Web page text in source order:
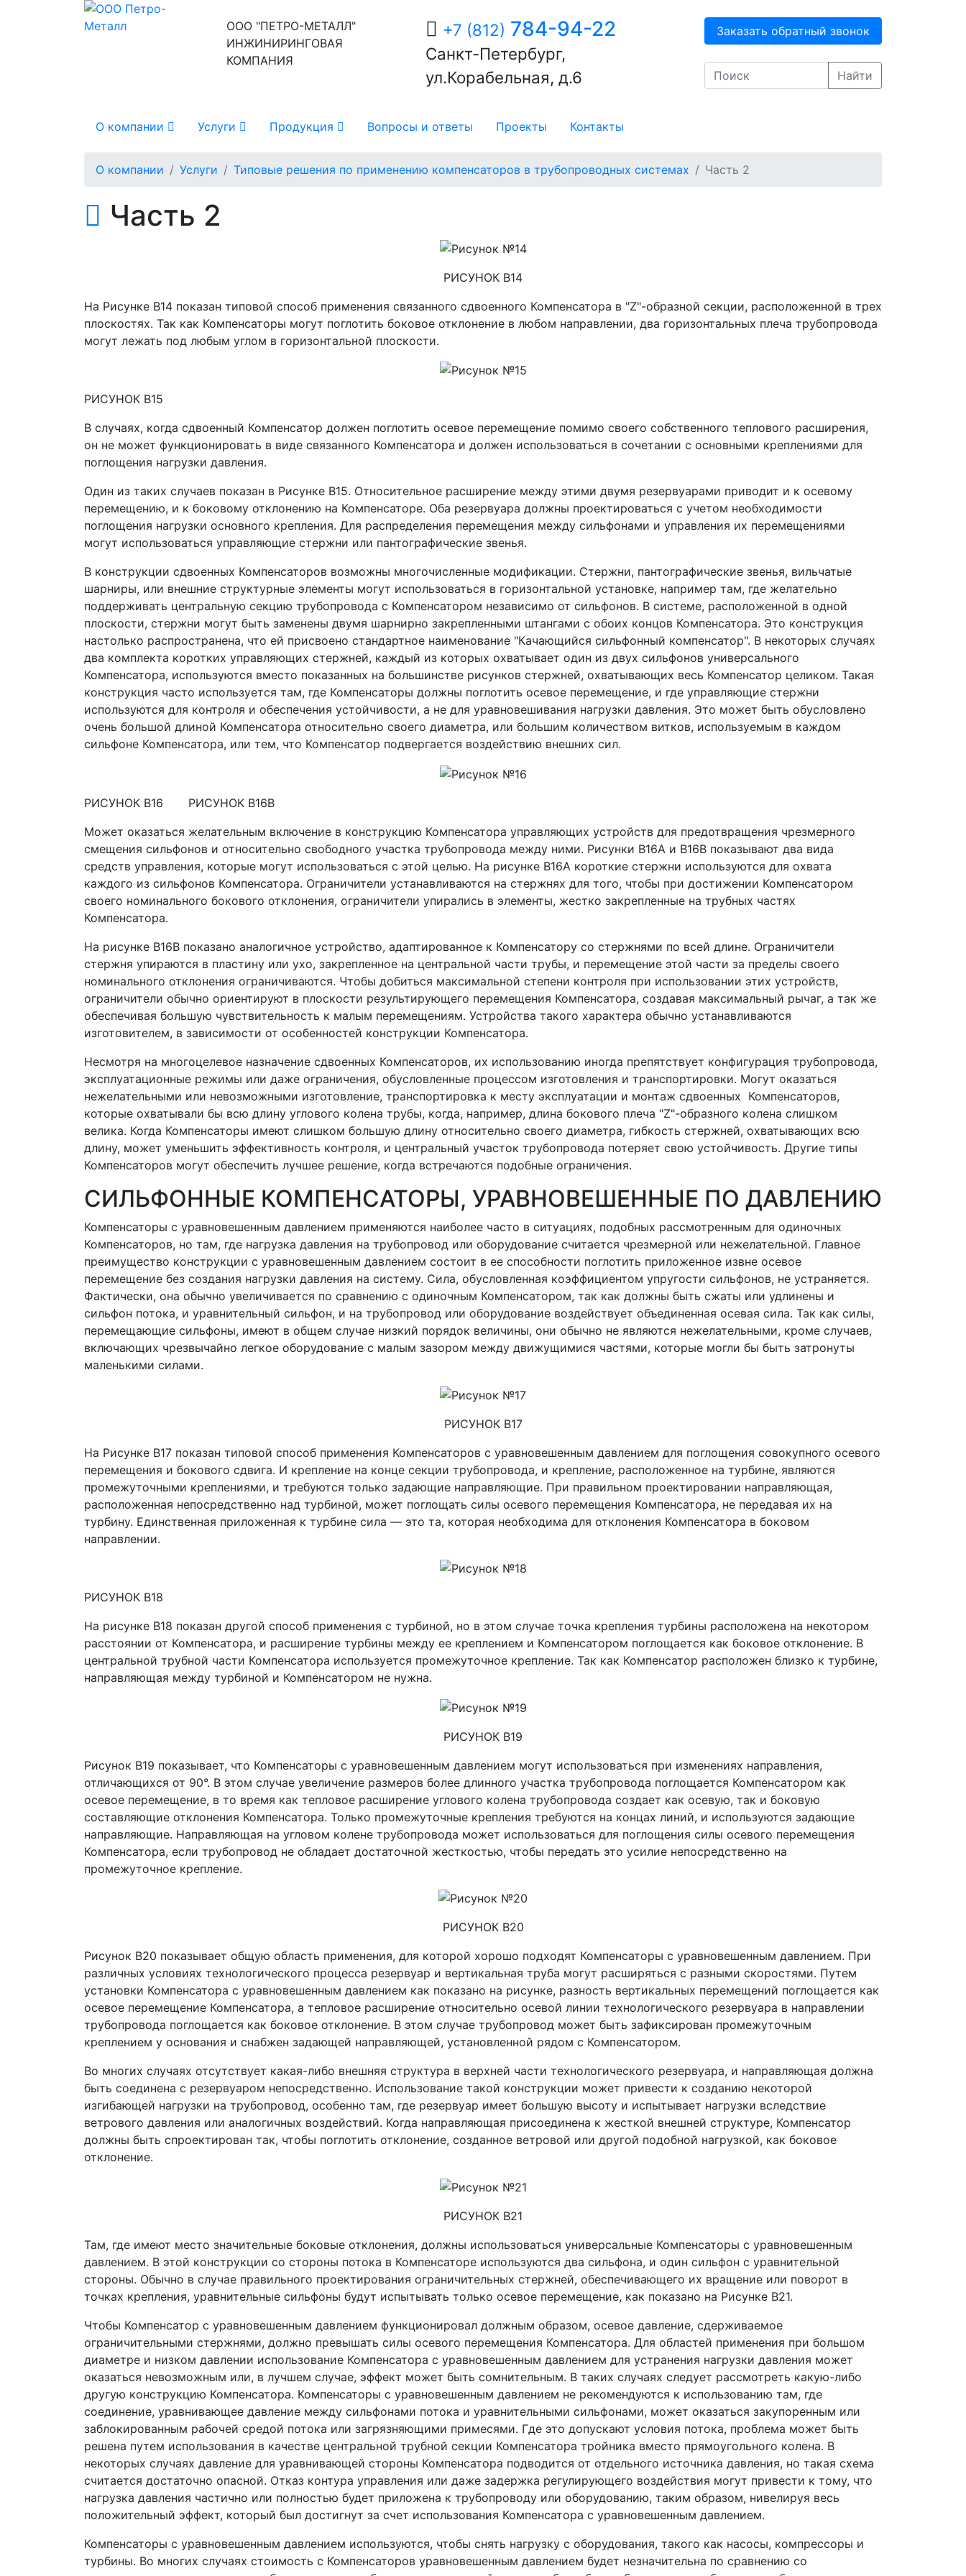
ООО "ПЕТРО-МЕТАЛЛ"
ИНЖИНИРИНГОВАЯ
КОМПАНИЯ
+7 (812) 784-94-22
Санкт-Петербург,
ул.Корабельная, д.6
Заказать обратный звонок
Найти
О компании Услуги Продукция Вопросы и ответы Проекты Контакты
О компании Услуги Типовые решения по применению компенсаторов в трубопроводных системах Часть 2
Часть 2
РИСУНОК В14
На Рисунке B14 показан типовой способ применения связанного сдвоенного Компенсатора в "Z"-образной секции, расположенной в трех
плоскостях. Так как Компенсаторы могут поглотить боковое отклонение в любом направлении, два горизонтальных плеча трубопровода
могут лежать под любым углом в горизонтальной плоскости.
РИСУНОК B15
В случаях, когда сдвоенный Компенсатор должен поглотить осевое перемещение помимо своего собственного теплового расширения,
он не может функционировать в виде связанного Компенсатора и должен использоваться в сочетании с основными креплениями для
поглощения нагрузки давления.
Один из таких случаев показан в Рисунке B15. Относительное расширение между этими двумя резервуарами приводит и к осевому
перемещению, и к боковому отклонению на Компенсаторе. Оба резервуара должны проектироваться с учетом необходимости
поглощения нагрузки основного крепления. Для распределения перемещения между сильфонами и управления их перемещениями
могут использоваться управляющие стержни или пантографические звенья.
В конструкции сдвоенных Компенсаторов возможны многочисленные модификации. Стержни, пантографические звенья, вильчатые
шарниры, или внешние структурные элементы могут использоваться в горизонтальной установке, например там, где желательно
поддерживать центральную секцию трубопровода с Компенсатором независимо от сильфонов. В системе, расположенной в одной
плоскости, стержни могут быть заменены двумя шарнирно закрепленными штангами с обоих концов Компенсатора. Это конструкция
настолько распространена, что ей присвоено стандартное наименование "Качающийся сильфонный компенсатор". В некоторых случаях
два комплекта коротких управляющих стержней, каждый из которых охватывает один из двух сильфонов универсального
Компенсатора, используются вместо показанных на большинстве рисунков стержней, охватывающих весь Компенсатор целиком. Такая
конструкция часто используется там, где Компенсаторы должны поглотить осевое перемещение, и где управляющие стержни
используются для контроля и обеспечения устойчивости, а не для уравновешивания нагрузки давления. Это может быть обусловлено
очень большой длиной Компенсатора относительно своего диаметра, или большим количеством витков, используемым в каждом
сильфоне Компенсатора, или тем, что Компенсатор подвергается воздействию внешних сил.
РИСУНОК В16 РИСУНОК В16B
Может оказаться желательным включение в конструкцию Компенсатора управляющих устройств для предотвращения чрезмерного
смещения сильфонов и относительно свободного участка трубопровода между ними. Рисунки B16A и B16B показывают два вида
средств управления, которые могут использоваться с этой целью. На рисунке B16A короткие стержни используются для охвата
каждого из сильфонов Компенсатора. Ограничители устанавливаются на стержнях для того, чтобы при достижении Компенсатором
своего номинального бокового отклонения, ограничители упирались в элементы, жестко закрепленные на трубных частях
Компенсатора.
На рисунке B16B показано аналогичное устройство, адаптированное к Компенсатору со стержнями по всей длине. Ограничители
стержня упираются в пластину или ухо, закрепленное на центральной части трубы, и перемещение этой части за пределы своего
номинального отклонения ограничиваются. Чтобы добиться максимальной степени контроля при использовании этих устройств,
ограничители обычно ориентируют в плоскости результирующего перемещения Компенсатора, создавая максимальный рычаг, а так же
обеспечивая большую чувствительность к малым перемещениям. Устройства такого характера обычно устанавливаются
изготовителем, в зависимости от особенностей конструкции Компенсатора.
Несмотря на многоцелевое назначение сдвоенных Компенсаторов, их использованию иногда препятствует конфигурация трубопровода,
эксплуатационные режимы или даже ограничения, обусловленные процессом изготовления и транспортировки. Могут оказаться
нежелательными или невозможными изготовление, транспортировка к месту эксплуатации и монтаж сдвоенных Компенсаторов,
которые охватывали бы всю длину углового колена трубы, когда, например, длина бокового плеча "Z"-образного колена слишком
велика. Когда Компенсаторы имеют слишком большую длину относительно своего диаметра, гибкость стержней, охватывающих всю
длину, может уменьшить эффективность контроля, и центральный участок трубопровода потеряет свою устойчивость. Другие типы
Компенсаторов могут обеспечить лучшее решение, когда встречаются подобные ограничения.
СИЛЬФОННЫЕ КОМПЕНСАТОРЫ, УРАВНОВЕШЕННЫЕ ПО ДАВЛЕНИЮ
Компенсаторы с уравновешенным давлением применяются наиболее часто в ситуациях, подобных рассмотренным для одиночных
Компенсаторов, но там, где нагрузка давления на трубопровод или оборудование считается чрезмерной или нежелательной. Главное
преимущество конструкции с уравновешенным давлением состоит в ее способности поглотить приложенное извне осевое
перемещение без создания нагрузки давления на систему. Сила, обусловленная коэффициентом упругости сильфонов, не устраняется.
Фактически, она обычно увеличивается по сравнению с одиночным Компенсатором, так как должны быть сжаты или удлинены и
сильфон потока, и уравнительный сильфон, и на трубопровод или оборудование воздействует объединенная осевая сила. Так как силы,
перемещающие сильфоны, имеют в общем случае низкий порядок величины, они обычно не являются нежелательными, кроме случаев,
включающих чрезвычайно легкое оборудование с малым зазором между движущимися частями, которые могли бы быть затронуты
маленькими силами.
РИСУНОК B17
На Рисунке B17 показан типовой способ применения Компенсаторов с уравновешенным давлением для поглощения совокупного осевого
перемещения и бокового сдвига. И крепление на конце секции трубопровода, и крепление, расположенное на турбине, являются
промежуточными креплениями, и требуются только задающие направляющие. При правильном проектировании направляющая,
расположенная непосредственно над турбиной, может поглощать силы осевого перемещения Компенсатора, не передавая их на
турбину. Единственная приложенная к турбине сила — это та, которая необходима для отклонения Компенсатора в боковом
направлении.
РИСУНОК B18
На рисунке B18 показан другой способ применения с турбиной, но в этом случае точка крепления турбины расположена на некотором
расстоянии от Компенсатора, и расширение турбины между ее креплением и Компенсатором поглощается как боковое отклонение. В
центральной трубной части Компенсатора используется промежуточное крепление. Так как Компенсатор расположен близко к турбине,
направляющая между турбиной и Компенсатором не нужна.
РИСУНОК B19
Рисунок В19 показывает, что Компенсаторы с уравновешенным давлением могут использоваться при изменениях направления,
отличающихся от 90°. В этом случае увеличение размеров более длинного участка трубопровода поглощается Компенсатором как
осевое перемещение, в то время как тепловое расширение углового колена трубопровода создает как осевую, так и боковую
составляющие отклонения Компенсатора. Только промежуточные крепления требуются на концах линий, и используются задающие
направляющие. Направляющая на угловом колене трубопровода может использоваться для поглощения силы осевого перемещения
Компенсатора, если трубопровод не обладает достаточной жесткостью, чтобы передать это усилие непосредственно на
промежуточное крепление.
РИСУНОК B20
Рисунок B20 показывает общую область применения, для которой хорошо подходят Компенсаторы с уравновешенным давлением. При
различных условиях технологического процесса резервуар и вертикальная труба могут расширяться с разными скоростями. Путем
установки Компенсатора с уравновешенным давлением как показано на рисунке, разность вертикальных перемещений поглощается как
осевое перемещение Компенсатора, а тепловое расширение относительно осевой линии технологического резервуара в направлении
трубопровода поглощается как боковое отклонение. В этом случае трубопровод может быть зафиксирован промежуточным
креплением у основания и снабжен задающей направляющей, установленной рядом с Компенсатором.
Во многих случаях отсутствует какая-либо внешняя структура в верхней части технологического резервуара, и направляющая должна
быть соединена с резервуаром непосредственно. Использование такой конструкции может привести к созданию некоторой
изгибающей нагрузки на трубопровод, особенно там, где резервуар имеет большую высоту и испытывает нагрузки вследствие
ветрового давления или аналогичных воздействий. Когда направляющая присоединена к жесткой внешней структуре, Компенсатор
должны быть спроектирован так, чтобы поглотить отклонение, созданное ветровой или другой подобной нагрузкой, как боковое
отклонение.
РИСУНОК B21
Там, где имеют место значительные боковые отклонения, должны использоваться универсальные Компенсаторы с уравновешенным
давлением. В этой конструкции со стороны потока в Компенсаторе используются два сильфона, и один сильфон с уравнительной
стороны. Обычно в случае правильного проектирования ограничительных стержней, обеспечивающего их вращение или поворот в
точках крепления, уравнительные сильфоны будут испытывать только осевое перемещение, как показано на Рисунке B21.
Чтобы Компенсатор с уравновешенным давлением функционировал должным образом, осевое давление, сдерживаемое
ограничительными стержнями, должно превышать силы осевого перемещения Компенсатора. Для областей применения при большом
диаметре и низком давлении использование Компенсатора с уравновешенным давлением для устранения нагрузки давления может
оказаться невозможным или, в лучшем случае, эффект может быть сомнительным. В таких случаях следует рассмотреть какую-либо
другую конструкцию Компенсатора. Компенсаторы с уравновешенным давлением не рекомендуются к использованию там, где
соединение, уравнивающее давление между сильфонами потока и уравнительными сильфонами, может оказаться закупоренным или
заблокированным рабочей средой потока или загрязняющими примесями. Где это допускают условия потока, проблема может быть
решена путем использования в качестве центральной трубной секции Компенсатора тройника вместо прямоугольного колена. В
некоторых случаях давление для уравнивающей стороны Компенсатора подводится от отдельного источника давления, но такая схема
считается достаточно опасной. Отказ контура управления или даже задержка регулирующего воздействия могут привести к тому, что
нагрузка давления частично или полностью будет приложена к трубопроводу или оборудованию, таким образом, нивелируя весь
положительный эффект, который был достигнут за счет использования Компенсатора с уравновешенным давлением.
Компенсаторы с уравновешенным давлением используются, чтобы снять нагрузку с оборудования, такого как насосы, компрессоры и
турбины. Во многих случаях стоимость с Компенсаторов уравновешенным давлением будет незначительна по сравнению со